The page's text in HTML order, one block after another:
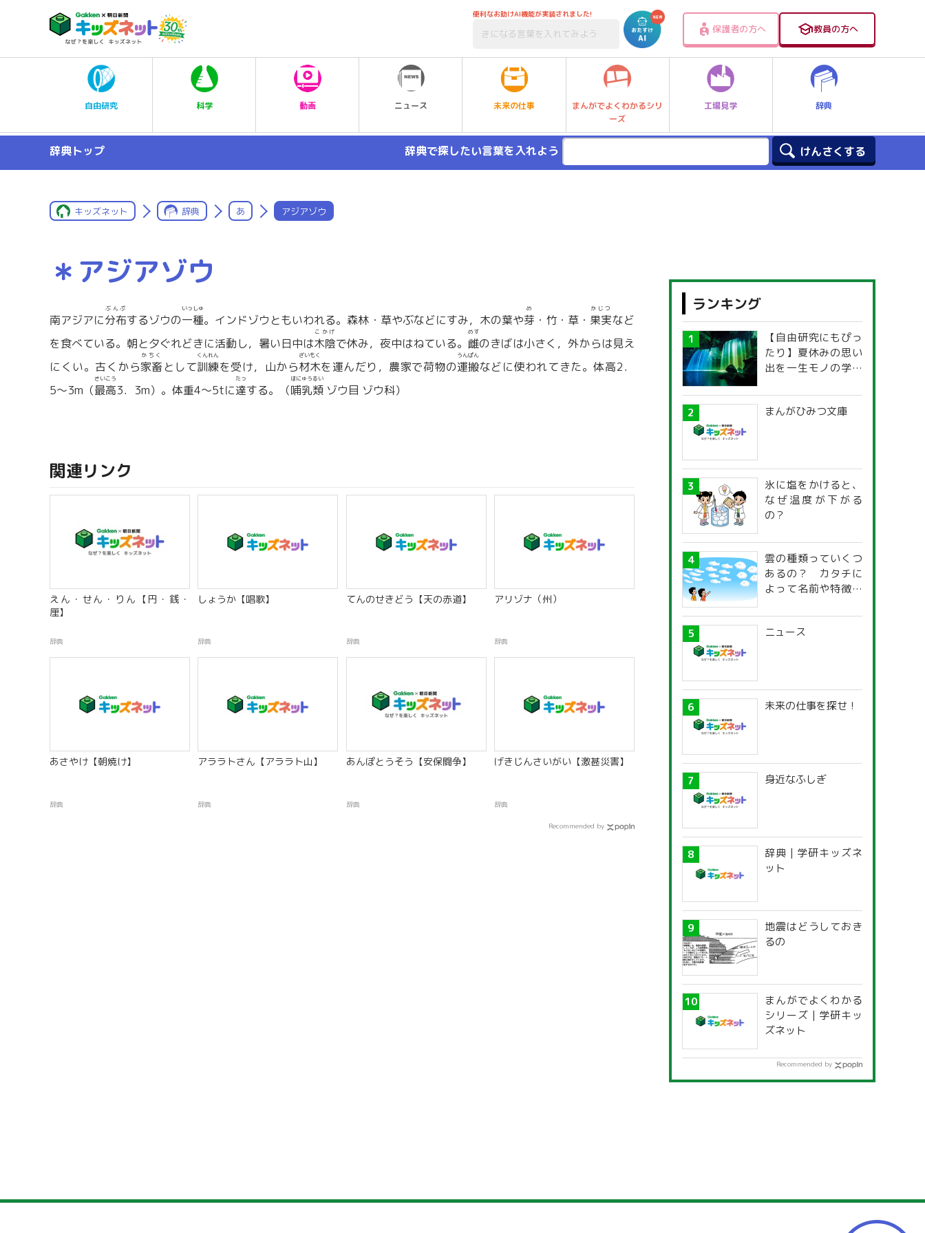
便利なお助けAI機能が実装されました!
保護者の方へ 教員の方へ
自由研究 科学 動画 ニュース 未来の仕事
まんがでよくわかるシリ
ーズ
工場見学 辞典
辞典トップ 辞典で探したい言葉を入れよう
キッズネット 辞典 あ アジアゾウ
＊アジアゾウ
南アジアに分布
ぶんぷ
するゾウの一種
いっしゅ
。インドゾウともいわれる。森林・草やぶなどにすみ，木の葉や芽
め
・竹・草・ 果実
かじつ
など
を食べている。朝と夕ぐれどきに活動し，暑い日中は木陰
こかげ
で休み，夜中はねている。 雌
めす
のきばは小さく，外からは見え
にくい。古くから家畜
かちく
として訓練
くんれん
を受け，山から材木
ざいもく
を運んだり，農家で荷物の運搬
うんぱん
などに使われてきた。体高2．
5〜3m（最高
さいこう
3．3m）。体重4〜5tに達
たっ
する。（哺乳類
ほにゅうるい
ゾウ目 ゾウ科）
関連リンク
えん・せん・りん【円・銭・
厘】
辞典
しょうか【唱歌】
辞典
てんのせきどう【天の赤道】
辞典
アリゾナ（州）
辞典
あさやけ【朝焼け】
辞典
アララトさん【アララト山】
辞典
あんぽとうそう【安保闘争】
辞典
げきじんさいがい【激甚災害】
辞典
Recommended by
ランキング
【自由研究にもぴっ
たり】夏休みの思い
出を一生モノの学び
探究ガイド
まんがひみつ文庫
氷に塩をかけると、
なぜ温度が下がる
の？
雲の種類っていくつ
あるの？ カタチに
よって名前や特徴が
ニュース
未来の仕事を探せ！
身近なふしぎ
辞典 | 学研キッズネ
ット
地震はどうしておき
るの
まんがでよくわかる
シリーズ | 学研キッ
ズネット
Recommended by